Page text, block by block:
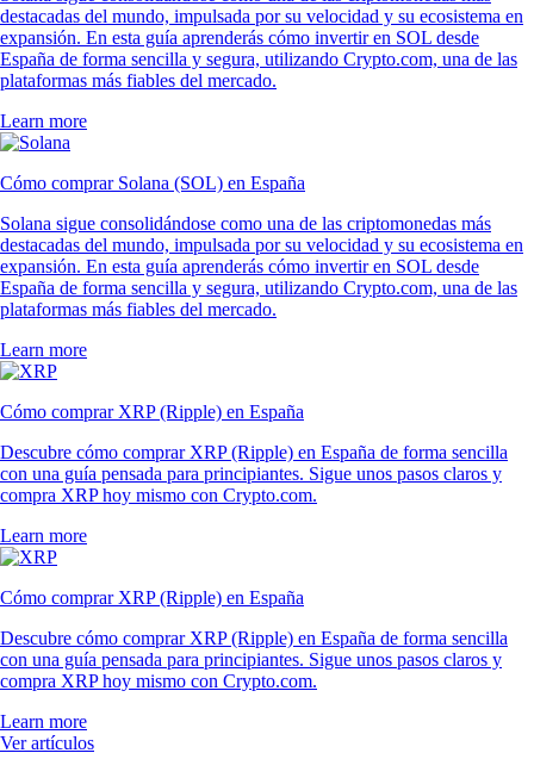
destacadas del mundo, impulsada por su velocidad y su ecosistema en
expansión. En esta guía aprenderás cómo invertir en SOL desde
España de forma sencilla y segura, utilizando Crypto.com, una de las
plataformas más fiables del mercado.
Learn more
Cómo comprar Solana (SOL) en España
Solana sigue consolidándose como una de las criptomonedas más
destacadas del mundo, impulsada por su velocidad y su ecosistema en
expansión. En esta guía aprenderás cómo invertir en SOL desde
España de forma sencilla y segura, utilizando Crypto.com, una de las
plataformas más fiables del mercado.
Learn more
Cómo comprar XRP (Ripple) en España
Descubre cómo comprar XRP (Ripple) en España de forma sencilla
con una guía pensada para principiantes. Sigue unos pasos claros y
compra XRP hoy mismo con Crypto.com.
Learn more
Cómo comprar XRP (Ripple) en España
Descubre cómo comprar XRP (Ripple) en España de forma sencilla
con una guía pensada para principiantes. Sigue unos pasos claros y
compra XRP hoy mismo con Crypto.com.
Learn more
Ver artículos